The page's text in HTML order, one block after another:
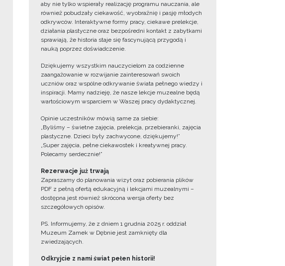
aby nie tylko wspierały realizację programu nauczania, ale
również pobudzały ciekawość, wyobraźnię i pasję młodych
odkrywców. Interaktywne formy pracy, ciekawe prelekcje,
działania plastyczne oraz bezpośredni kontakt z zabytkami
sprawiają, że historia staje się fascynującą przygodą i
nauką poprzez doświadczenie.
Dziękujemy wszystkim nauczycielom za codzienne
zaangażowanie w rozwijanie zainteresowań swoich
uczniów oraz wspólne odkrywanie świata pełnego wiedzy i
inspiracji. Mamy nadzieję, że nasze lekcje muzealne będą
wartościowym wsparciem w Waszej pracy dydaktycznej.
Opinie uczestników mówią same za siebie:
„Byliśmy – świetne zajęcia, prelekcja, przebieranki, zajęcia
plastyczne. Dzieci były zachwycone, dziękujemy!”
„Super zajęcia, pełne ciekawostek i kreatywnej pracy.
Polecamy serdecznie!”
Rezerwacje już trwają
Zapraszamy do planowania wizyt oraz pobierania plików
PDF z pełną ofertą edukacyjną i lekcjami muzealnymi –
dostępna jest również skrócona wersja oferty bez
szczegółowych opisów.
PS. Informujemy, że z dniem 1 grudnia 2025 r. oddział
Muzeum Zamek w Dębnie jest zamknięty dla
zwiedzających.
Odkryjcie z nami świat pełen historii!